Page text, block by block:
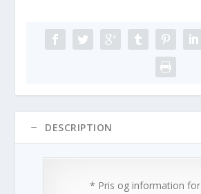
DESCRIPTION
* Pris og information for